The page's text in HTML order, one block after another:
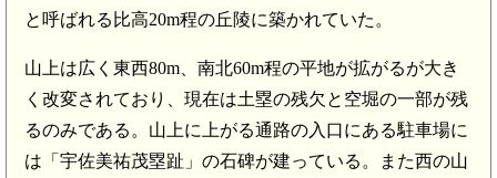
と呼ばれる比高20m程の丘陵に築かれていた。
山上は広く東西80m、南北60m程の平地が拡がるが大き
く改変されており、現在は土塁の残欠と空堀の一部が残
るのみである。山上に上がる通路の入口にある駐車場に
は「宇佐美祐茂塁趾」の石碑が建っている。また西の山